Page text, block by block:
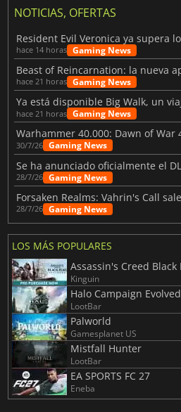
NOTICIAS, OFERTAS
hace 14 horas Gaming News
hace 21 horas Gaming News
hace 21 horas Gaming News
30/7/26 Gaming News
28/7/26 Gaming News
28/7/26 Gaming News
LOS MÁS POPULARES
Kinguin
Halo Campaign Evolved
LootBar
Palworld
Gamesplanet US
Mistfall Hunter
LootBar
EA SPORTS FC 27
Eneba